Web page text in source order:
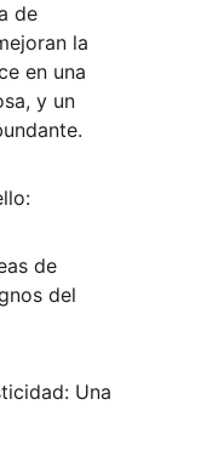
de
la
en una
y un
del